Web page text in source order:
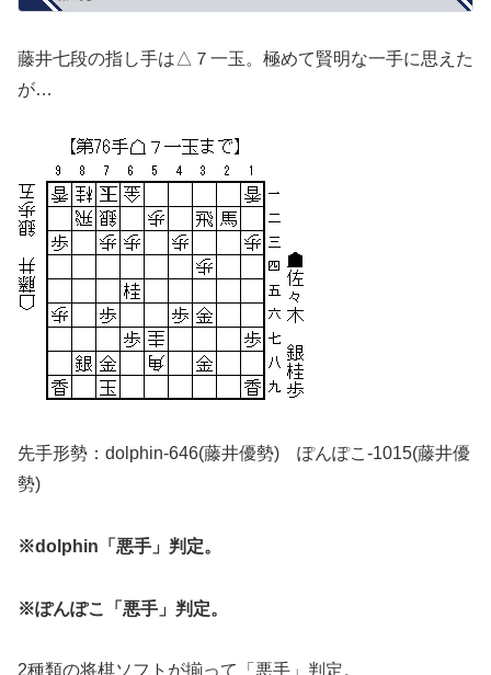
藤井七段の指し手は△７一玉。極めて賢明な一手に思えた
が…
先手形勢：dolphin-646(藤井優勢) ぽんぽこ-1015(藤井優
勢)
※dolphin「悪手」判定。
※ぽんぽこ「悪手」判定。
2種類の将棋ソフトが揃って「悪手」判定。